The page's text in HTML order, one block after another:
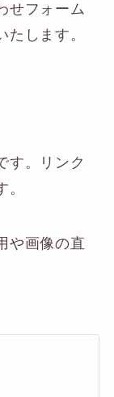
せフォーム
します。
す。リンク
や画像の直